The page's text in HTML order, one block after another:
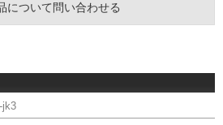
について問い合わせる